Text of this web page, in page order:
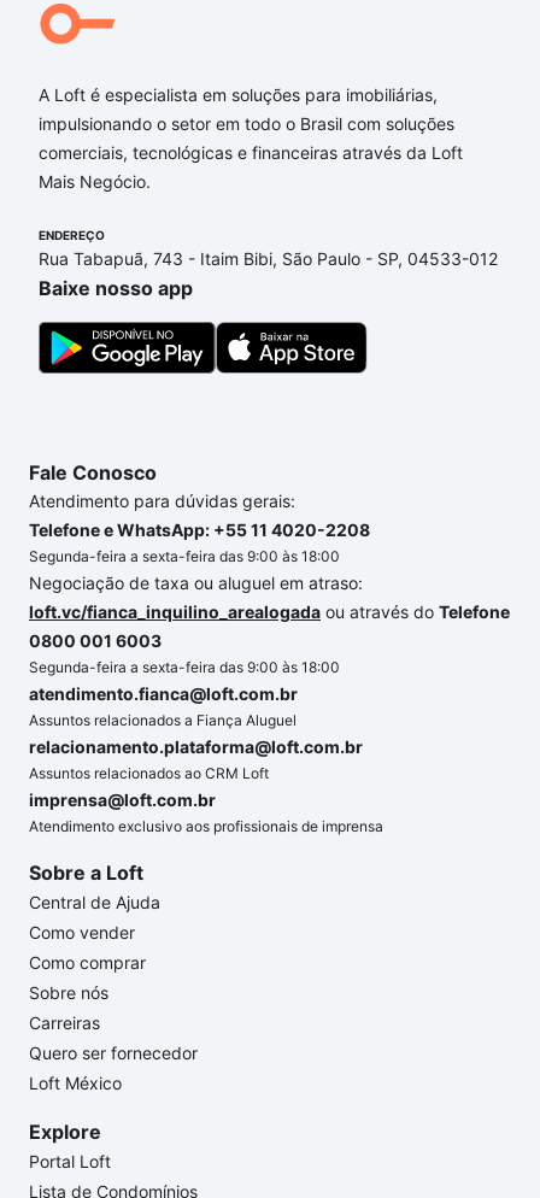
Qual o preço de Apartamentos com 3 banheiros à
Aqui na Loft temos a oferta ideal para você, com
Apartamentos com 3 banheiros à venda em Jardim
Embaixador, Sorocaba, SP que custam a partir de
imobiliário as parcelas podem se adequar ao seu
orçamento. Se ainda tem alguma dúvida dos custos
envolvidos no processo de compra, veja em nosso
portal quanto custa comprar um apartamento
conte com a gente para comprar o imóvel dos seus
A Loft é especialista em soluções para imobiliárias,
impulsionando o setor em todo o Brasil com soluções
comerciais, tecnológicas e financeiras através da Loft
Mais Negócio.
ENDEREÇO
Rua Tabapuã, 743 - Itaim Bibi, São Paulo - SP, 04533-012
Baixe nosso app
Fale Conosco
Atendimento para dúvidas gerais:
Telefone e WhatsApp: +55 11 4020-2208
Segunda-feira a sexta-feira das 9:00 às 18:00
Negociação de taxa ou aluguel em atraso:
loft.vc/fianca_inquilino_arealogada ou através do Telefone
0800 001 6003
Segunda-feira a sexta-feira das 9:00 às 18:00
atendimento.fianca@loft.com.br
Assuntos relacionados a Fiança Aluguel
relacionamento.plataforma@loft.com.br
Assuntos relacionados ao CRM Loft
imprensa@loft.com.br
Atendimento exclusivo aos profissionais de imprensa
Sobre a Loft
Central de Ajuda
Como vender
Como comprar
Sobre nós
Carreiras
Quero ser fornecedor
Loft México
Explore
Portal Loft
Lista de Condomínios